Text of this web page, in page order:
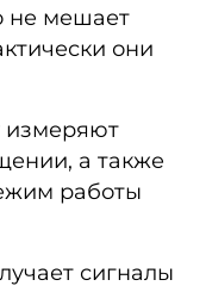
не мешает
они
измеряют
а также
работы
сигналы